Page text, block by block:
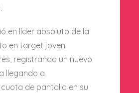
en líder absoluto de la
en target joven
registrando un nuevo
llegando a
de pantalla en su